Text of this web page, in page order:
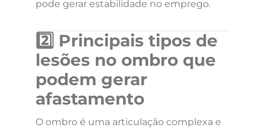
pode gerar estabilidade no emprego.
2️⃣ Principais tipos de
lesões no ombro que
podem gerar
afastamento
O ombro é uma articulação complexa e